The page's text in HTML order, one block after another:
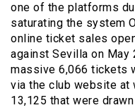
one of the platforms
saturating the system
online ticket sales
against Sevilla on May
massive 6,066 tickets
via the club website at
13,125 that were